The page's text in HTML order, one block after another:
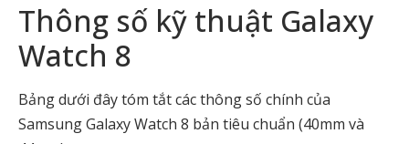
Thông số kỹ thuật Galaxy
Watch 8
Bảng dưới đây tóm tắt các thông số chính của
Samsung Galaxy Watch 8 bản tiêu chuẩn (40mm và